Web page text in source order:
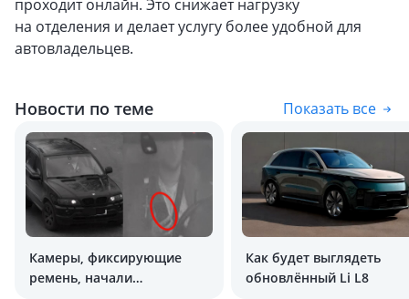
проходит онлайн. Это снижает нагрузку
на отделения и делает услугу более удобной для
автовладельцев.
Новости по теме Показать все
Камеры, фиксирующие
ремень, начали
Как будет выглядеть
обновлённый Li L8